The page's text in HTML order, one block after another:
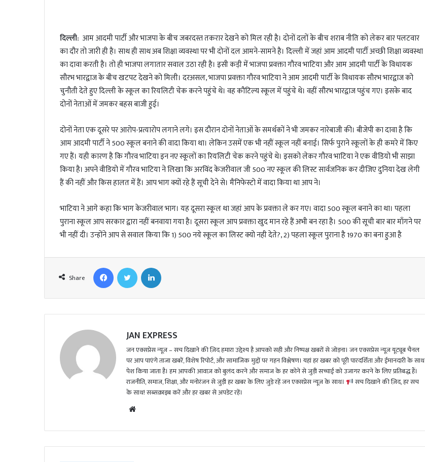
m
a
i
l
दिल्ली: आम आदमी पार्टी और भाजपा के बीच जबरदस्त तकरार देखने को मिल रही है। दोनों दलों के बीच शराब नीति को लेकर बार पलटवार
का दौर तो जारी ही है। साथ ही साथ अब शिक्षा व्यवस्था पर भी दोनों दल आमने-सामने है। दिल्ली में जहां आम आदमी पार्टी अच्छी शिक्षा व्यवस्था
का दावा करती है। तो ही भाजपा लगातार सवाल उठा रही है। इसी कड़ी में भाजपा प्रवक्ता गौरव भाटिया और आम आदमी पार्टी के विधायक
सौरभ भारद्वाज के बीच खटपट देखने को मिली। दरअसल, भाजपा प्रवक्ता गौरव भाटिया ने आम आदमी पार्टी के विधायक सौरभ भारद्वाज को
चुनौती देते हुए दिल्ली के स्कूल का रियलिटी चेक करने पहुंचे थे। वह कौटिल्य स्कूल में पहुंचे थे। वहीं सौरभ भारद्वाज पहुंच गए। इसके बाद
दोनों नेताओं में जमकर बहस बाजी हुई।
दोनों नेता एक दूसरे पर आरोप-प्रत्यारोप लगाने लगे। इस दौरान दोनों नेताओं के समर्थकों ने भी जमकर नारेबाजी की। बीजेपी का दावा है कि
आम आदमी पार्टी ने 500 स्कूल बनाने की वादा किया था। लेकिन उसमें एक भी नहीं स्कूल नहीं बनाई। सिर्फ पुराने स्कूलों के ही कमरे में किए
गए हैं। यही कारण है कि गौरव भाटिया इन नए स्कूलों का रियलिटी चेक करने पहुंचे थे। इसको लेकर गौरव भाटिया ने एक वीडियो भी साझा
किया है। अपने वीडियो में गौरव भाटिया ने लिखा कि अरविंद केजरीवाल जी 500 नए स्कूल की लिस्ट सार्वजनिक कर दीजिए दुनिया देख लेगी
हैं की नहीं और किस हालत में हैं। आप भाग क्यों रहे हैं सूची देने से। मैनिफेस्टो में वादा किया था आप ने।
भाटिया ने आगे कहा कि भाग केजरीवाल भाग। यह दूसरा स्कूल था जहां आप के प्रवक्ता ले कर गए। वादा 500 स्कूल बनाने का था। पहला
पुराना स्कूल आप सरकार द्वारा नहीं बनवाया गया है। दूसरा स्कूल आप प्रवक्ता खुद मान रहे हैं अभी बन रहा है। 500 की सूची बार बार माँगने पर
भी नहीं दी। उन्होंने आप से सवाल किया कि 1) 500 नये स्कूल का लिस्ट क्यो नही देते?, 2) पहला स्कूल पुराना है 1970 का बना हुआ है
Share
JAN EXPRESS
जन एक्सप्रेस न्यूज़ – सच दिखाने की ज़िद हमारा उद्देश्य है आपको सही और निष्पक्ष खबरों से जोड़ना। जन एक्सप्रेस न्यूज़ यूट्यूब चैनल
पर आप पाएंगे ताजा खबरें, विशेष रिपोर्ट, और सामाजिक मुद्दों पर गहन विश्लेषण। यहां हर खबर को पूरी पारदर्शिता और ईमानदारी के साथ
पेश किया जाता है। हम आपकी आवाज़ को बुलंद करने और समाज के हर कोने से जुड़ी सच्चाई को उजागर करने के लिए प्रतिबद्ध हैं।
राजनीति, समाज, शिक्षा, और मनोरंजन से जुड़ी हर खबर के लिए जुड़े रहें जन एक्सप्रेस न्यूज़ के साथ।
सच दिखाने की ज़िद, हर सच
के साथ! सब्सक्राइब करें और हर खबर से अपडेट रहें।
te